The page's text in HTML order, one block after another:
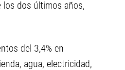
los dos últimos años,
del 3,4% en
agua, electricidad,